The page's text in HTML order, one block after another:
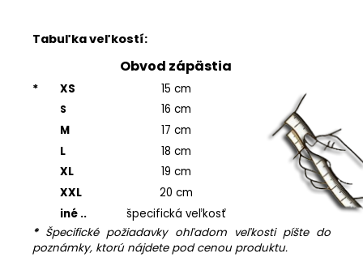
Tabuľka veľkostí:
Obvod zápästia
* XS 15 cm
S
16 cm
M
17 cm
L
18 cm
XL
19 cm
XXL
20 cm
iné ..
špecifická veľkosť
*Špecifické požiadavky ohľadom veľkosti píšte do
poznámky, ktorú nájdete pod cenou produktu.